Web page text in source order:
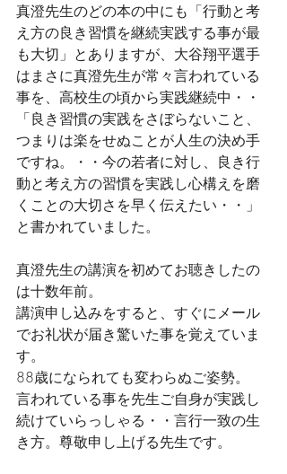
真澄先生のどの本の中にも「行動と考
え方の良き習慣を継続実践する事が最
も大切」とありますが、大谷翔平選手
はまさに真澄先生が常々言われている
事を、高校生の頃から実践継続中・・
「良き習慣の実践をさぼらないこと、
つまりは楽をせぬことが人生の決め手
ですね。・・今の若者に対し、良き行
動と考え方の習慣を実践し心構えを磨
くことの大切さを早く伝えたい・・」
と書かれていました。
真澄先生の講演を初めてお聴きしたの
は十数年前。
講演申し込みをすると、すぐにメール
でお礼状が届き驚いた事を覚えていま
す。
88歳になられても変わらぬご姿勢。
言われている事を先生ご自身が実践し
続けていらっしゃる・・言行一致の生
き方。尊敬申し上げる先生です。